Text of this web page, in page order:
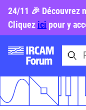
24/11 🎉 Découvrez
Cliquez ici pour y